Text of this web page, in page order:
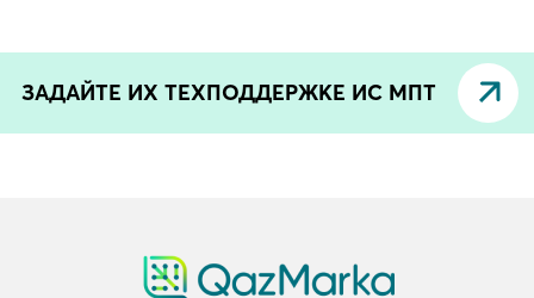
ЗАДАЙТЕ ИХ ТЕХПОДДЕРЖКЕ ИС МПТ